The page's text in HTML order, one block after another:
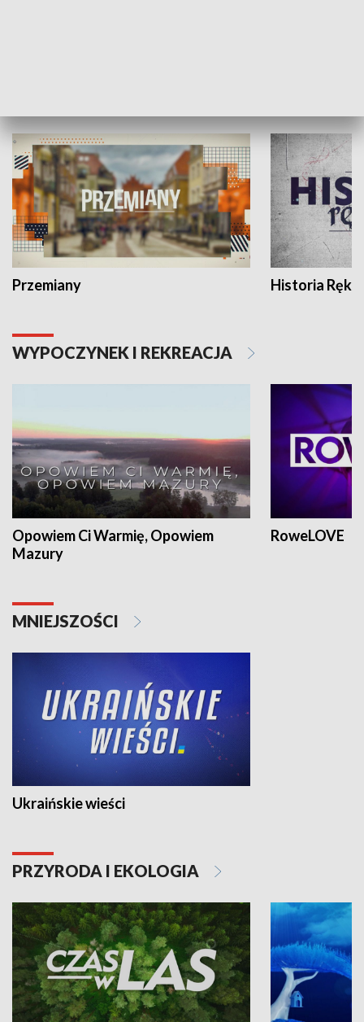
Przemiany Historia Ręką
WYPOCZYNEK I REKREACJA
Opowiem Ci Warmię, Opowiem
Mazury
RoweLOVE
MNIEJSZOŚCI
Ukraińskie wieści
PRZYRODA I EKOLOGIA